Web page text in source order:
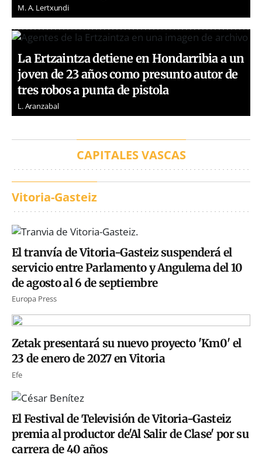
M. A. Lertxundi
La Ertzaintza detiene en Hondarribia a un
joven de 23 años como presunto autor de
tres robos a punta de pistola
L. Aranzabal
CAPITALES VASCAS
Vitoria-Gasteiz
El tranvía de Vitoria-Gasteiz suspenderá el
servicio entre Parlamento y Angulema del 10
de agosto al 6 de septiembre
Europa Press
Zetak presentará su nuevo proyecto 'Km0' el
23 de enero de 2027 en Vitoria
Efe
El Festival de Televisión de Vitoria-Gasteiz
premia al productor de'Al Salir de Clase' por su
carrera de 40 años